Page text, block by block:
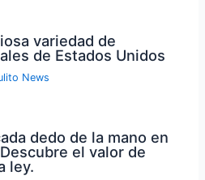
variedad de
de Estados Unidos
News
dedo de la mano en
el valor de
ley.